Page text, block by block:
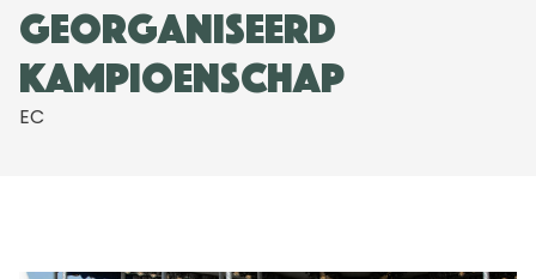
georganiseerd
kampioenschap
EC